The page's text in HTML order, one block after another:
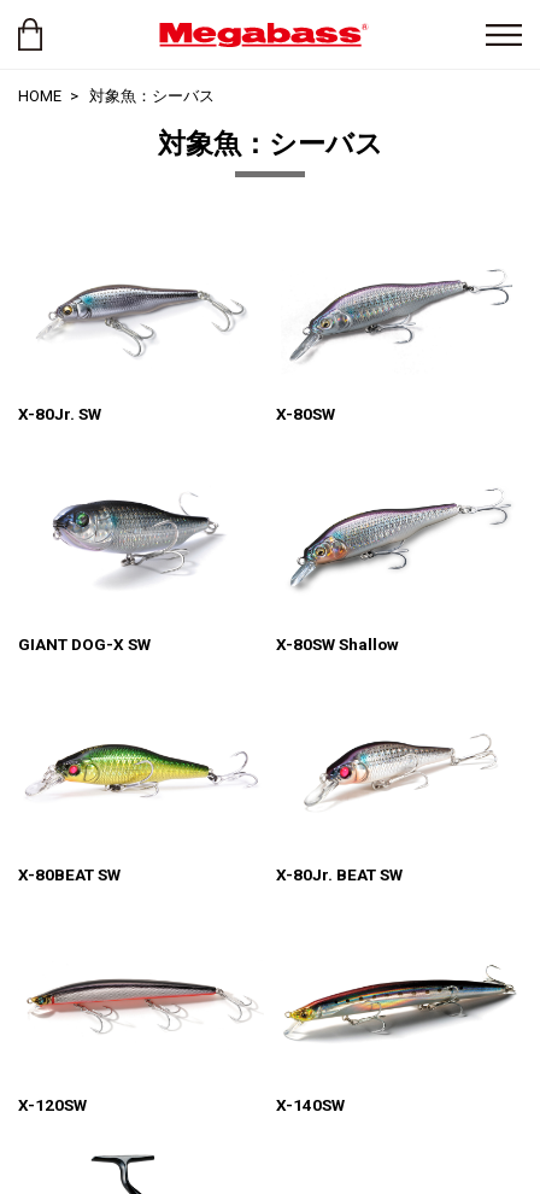
HOME 対象魚：シーバス
対象魚：シーバス
X-80Jr. SW X-80SW
GIANT DOG-X SW X-80SW Shallow
X-80BEAT SW X-80Jr. BEAT SW
X-120SW X-140SW